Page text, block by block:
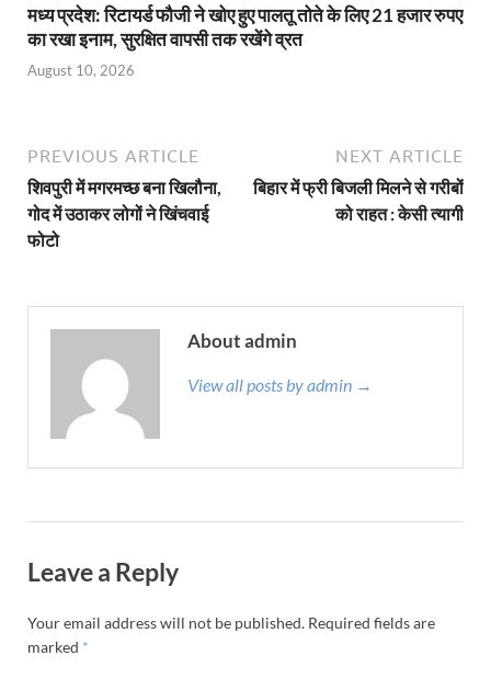
मध्य प्रदेश: रिटायर्ड फौजी ने खोए हुए पालतू तोते के लिए 21 हजार रुपए
का रखा इनाम, सुरक्षित वापसी तक रखेंगे व्रत
August 10, 2026
PREVIOUS ARTICLE
शिवपुरी में मगरमच्छ बना खिलौना,
गोद में उठाकर लोगों ने खिंचवाई
फोटो
NEXT ARTICLE
बिहार में फ्री बिजली मिलने से गरीबों
को राहत : केसी त्यागी
About admin
View all posts by admin →
Leave a Reply
Your email address will not be published. Required fields are
marked *